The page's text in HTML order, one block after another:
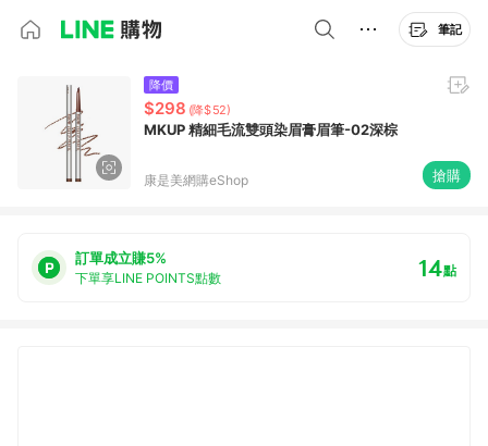
筆記
降價
$298 (降$52)
MKUP 精細毛流雙頭染眉膏眉筆-02深棕
康是美網購eShop 搶購
訂單成立賺5%
下單享LINE POINTS點數 14點